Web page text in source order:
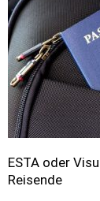
ESTA oder
Reisende